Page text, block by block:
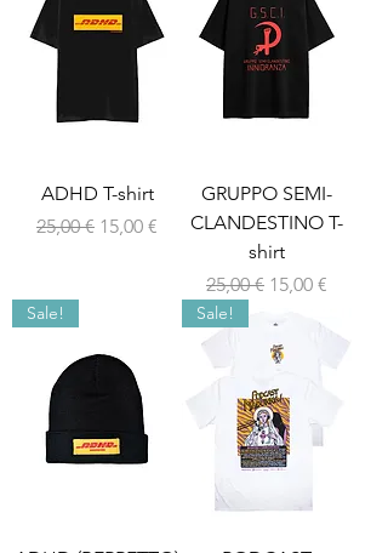
ADHD T-shirt
Prezzo regolare
25,00 € Prezzo scontato
15,00 €
GRUPPO SEMI-
CLANDESTINO T-
shirt
Prezzo regolare
25,00 € Prezzo
15,00 €
Sale! Sale!